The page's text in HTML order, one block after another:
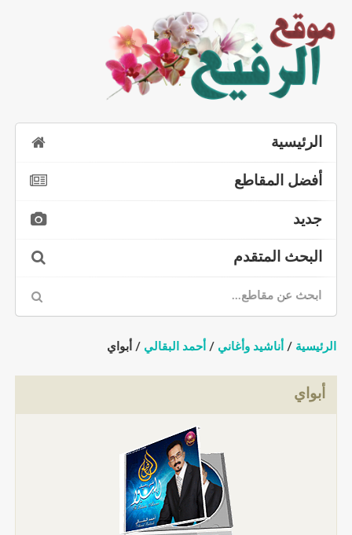
الرئيسية
أفضل المقاطع
جديد
البحث المتقدم
الرئيسية / أناشيد وأغاني / أحمد البقالي / أبواي
أبواي